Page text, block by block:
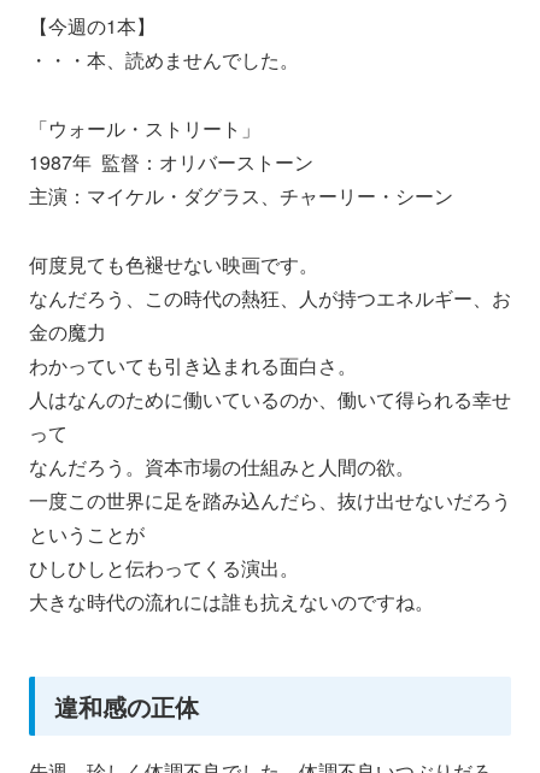
【今週の1本】
・・・本、読めませんでした。
「ウォール・ストリート」
1987年 監督：オリバーストーン
主演：マイケル・ダグラス、チャーリー・シーン
何度見ても色褪せない映画です。
なんだろう、この時代の熱狂、人が持つエネルギー、お
金の魔力
わかっていても引き込まれる面白さ。
人はなんのために働いているのか、働いて得られる幸せ
って
なんだろう。資本市場の仕組みと人間の欲。
一度この世界に足を踏み込んだら、抜け出せないだろう
ということが
ひしひしと伝わってくる演出。
大きな時代の流れには誰も抗えないのですね。
違和感の正体